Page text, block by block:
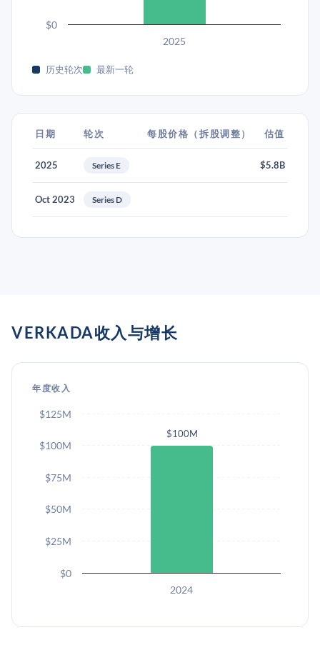
2025
$0
历史轮次 最新一轮
日期 轮次 每股价格（拆股调整） 估值
2025 Series E $5.8B
Oct 2023 Series D
VERKADA收入与增长
年度收入
$100M
2024
$0
$25M
$50M
$75M
$100M
$125M